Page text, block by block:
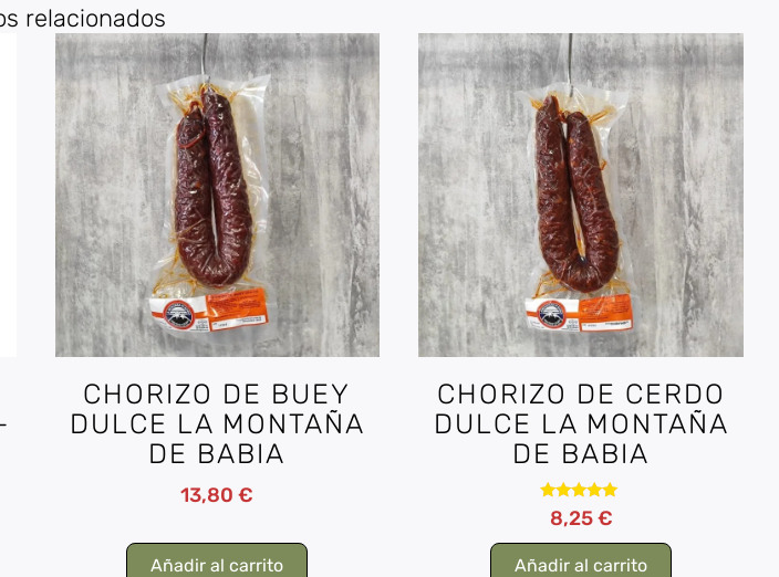
relacionados
CHORIZO DE BUEY
DULCE LA MONTAÑA
DE BABIA
13,80€
Añadir al carrito
CHORIZO DE CERDO
DULCE LA MONTAÑA
DE BABIA
Valorado
con
4.80
de 5
8,25€
Añadir al carrito